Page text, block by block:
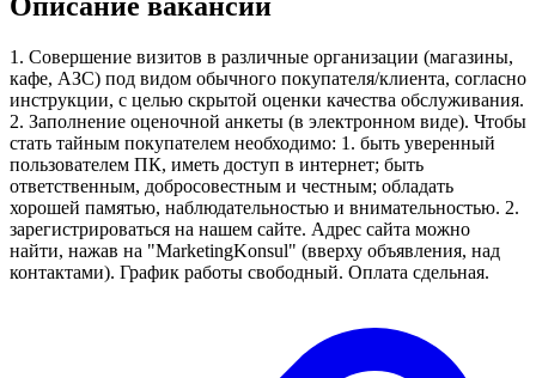
1. Совершение визитов в различные организации (магазины,
кафе, АЗС) под видом обычного покупателя/клиента, согласно
инструкции, с целью скрытой оценки качества обслуживания.
2. Заполнение оценочной анкеты (в электронном виде). Чтобы
стать тайным покупателем необходимо: 1. быть уверенный
пользователем ПК, иметь доступ в интернет; быть
ответственным, добросовестным и честным; обладать
хорошей памятью, наблюдательностью и внимательностью. 2.
зарегистрироваться на нашем сайте. Адрес сайта можно
найти, нажав на "MarketingKonsul" (вверху объявления, над
контактами). График работы свободный. Оплата сдельная.